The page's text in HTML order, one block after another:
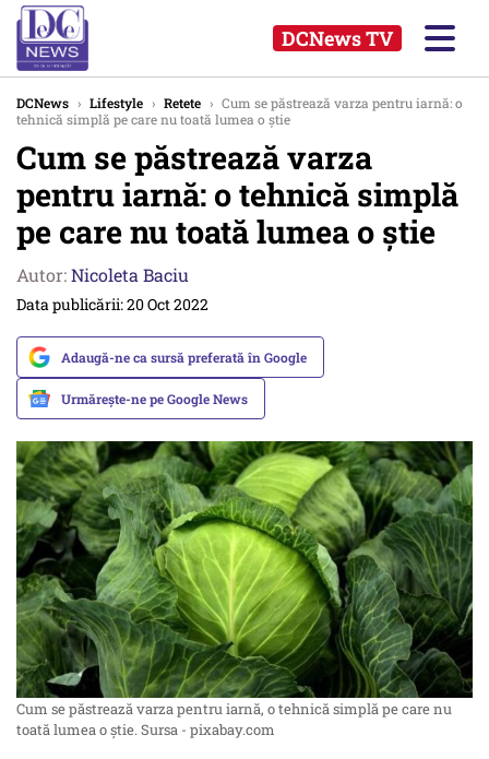
DCNews TV
DCNews › Lifestyle › Retete › Cum se păstrează varza pentru iarnă: o
tehnică simplă pe care nu toată lumea o știe
Cum se păstrează varza
pentru iarnă: o tehnică simplă
pe care nu toată lumea o știe
Autor:Nicoleta Baciu
Data publicării: 20 Oct 2022
Adaugă-ne ca sursă preferată în Google
Urmărește-ne pe Google News
Cum se păstrează varza pentru iarnă, o tehnică simplă pe care nu
toată lumea o știe. Sursa - pixabay.com